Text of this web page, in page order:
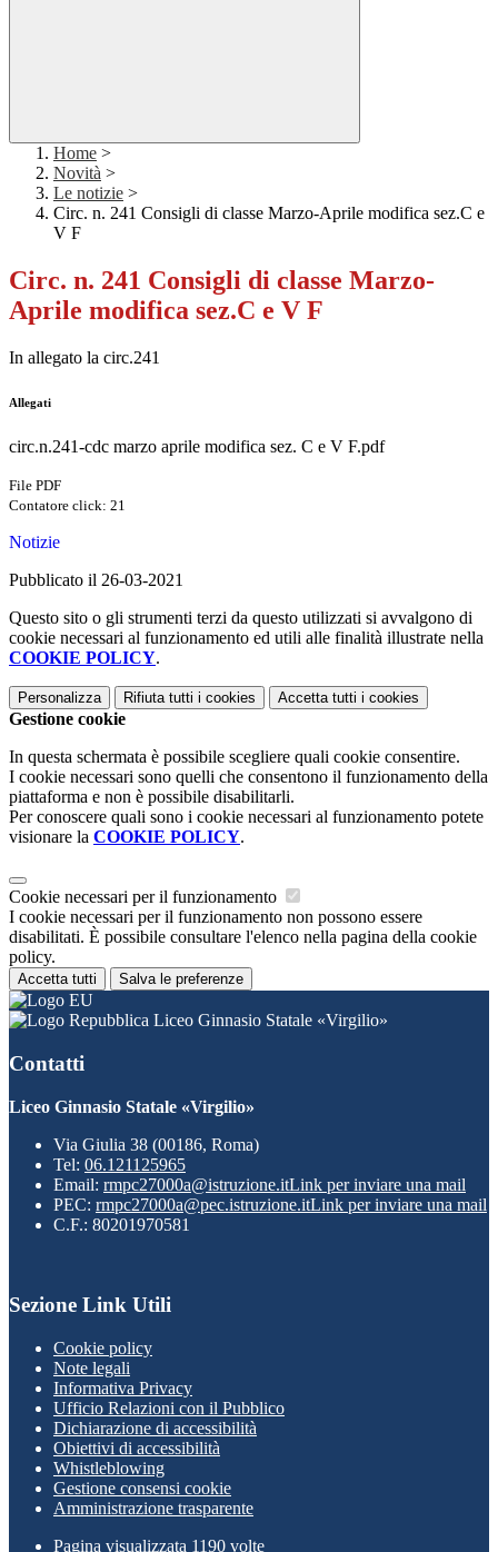
Home >
Novità >
Le notizie >
Circ. n. 241 Consigli di classe Marzo-Aprile modifica sez.C e
V F
Circ. n. 241 Consigli di classe Marzo-
Aprile modifica sez.C e V F
In allegato la circ.241
Allegati
circ.n.241-cdc marzo aprile modifica sez. C e V F.pdf
File PDF
Contatore click: 21
Notizie
Pubblicato il 26-03-2021
Questo sito o gli strumenti terzi da questo utilizzati si avvalgono di
cookie necessari al funzionamento ed utili alle finalità illustrate nella
COOKIE POLICY.
Personalizza Rifiuta tutti i cookies Accetta tutti i cookies
Gestione cookie
In questa schermata è possibile scegliere quali cookie consentire.
I cookie necessari sono quelli che consentono il funzionamento della
piattaforma e non è possibile disabilitarli.
Per conoscere quali sono i cookie necessari al funzionamento potete
visionare la COOKIE POLICY.
Cookie necessari per il funzionamento
I cookie necessari per il funzionamento non possono essere
disabilitati. È possibile consultare l'elenco nella pagina della cookie
policy.
Accetta tutti Salva le preferenze
Liceo Ginnasio Statale «Virgilio»
Contatti
Liceo Ginnasio Statale «Virgilio»
Via Giulia 38 (00186, Roma)
Tel: 06.121125965
Email: rmpc27000a@istruzione.itLink per inviare una mail
PEC: rmpc27000a@pec.istruzione.itLink per inviare una mail
C.F.: 80201970581
Sezione Link Utili
Cookie policy
Note legali
Informativa Privacy
Ufficio Relazioni con il Pubblico
Dichiarazione di accessibilità
Obiettivi di accessibilità
Whistleblowing
Gestione consensi cookie
Amministrazione trasparente
Pagina visualizzata 1190 volte